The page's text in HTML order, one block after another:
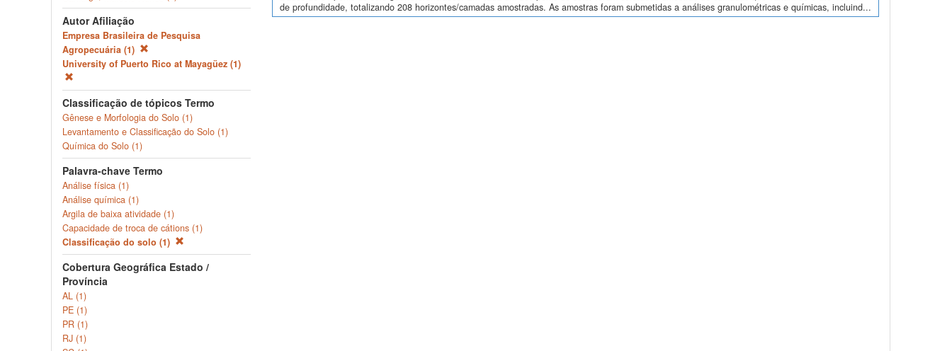
Autor Afiliação
Empresa Brasileira de Pesquisa
Agropecuária (1)
University of Puerto Rico at Mayagüez (1)
Classificação de tópicos Termo
Gênese e Morfologia do Solo (1)
Levantamento e Classificação do Solo (1)
Química do Solo (1)
Palavra-chave Termo
Análise física (1)
Análise química (1)
Argila de baixa atividade (1)
Capacidade de troca de cátions (1)
Classificação do solo (1)
Cobertura Geográfica Estado /
Província
AL (1)
PE (1)
PR (1)
RJ (1)
de profundidade, totalizando 208 horizontes/camadas amostradas. As amostras foram submetidas a análises granulométricas e químicas, incluind...